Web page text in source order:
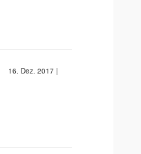
16. Dez. 2017 |